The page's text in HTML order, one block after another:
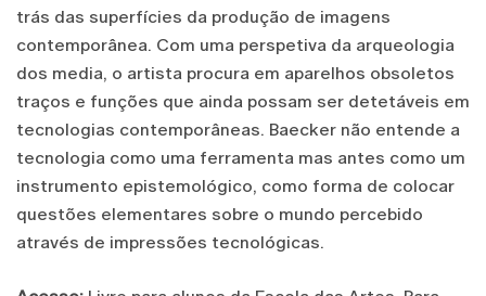
trás das superfícies da produção de imagens
contemporânea. Com uma perspetiva da arqueologia
dos media, o artista procura em aparelhos obsoletos
traços e funções que ainda possam ser detetáveis em
tecnologias contemporâneas. Baecker não entende a
tecnologia como uma ferramenta mas antes como um
instrumento epistemológico, como forma de colocar
questões elementares sobre o mundo percebido
através de impressões tecnológicas.